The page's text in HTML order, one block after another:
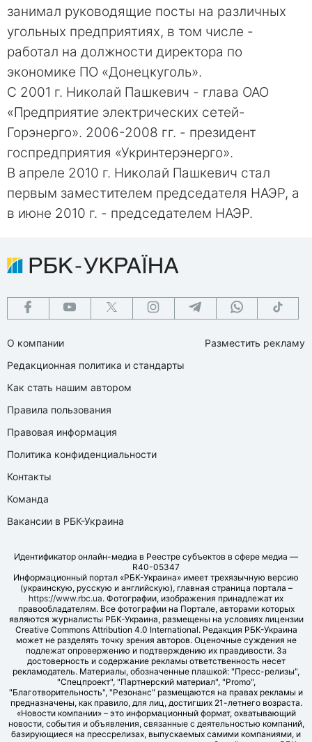
занимал руководящие посты на различных
угольных предприятиях, в том числе -
работал на должности директора по
экономике ПО «Донецкуголь».
С 2001 г. Николай Пашкевич - глава ОАО
«Предприятие электрических сетей-
Горэнерго». 2006-2008 гг. - президент
госпредприятия «Укринтерэнерго».
В апреле 2010 г. Николай Пашкевич стал
первым заместителем председателя НАЭР, а
в июне 2010 г. - председателем НАЭР.
О компании
Редакционная политика и стандарты
Как стать нашим автором
Правила пользования
Правовая информация
Политика конфиденциальности
Контакты
Команда
Вакансии в РБК-Украина
Разместить рекламу
Идентификатор онлайн-медиа в Реестре субъектов в сфере медиа —
R40-05347
Информационный портал «РБК-Украина» имеет трехязычную версию
(украинскую, русскую и английскую), главная страница портала –
https://www.rbc.ua. Фотографии, изображения принадлежат их
правообладателям. Все фотографии на Портале, авторами которых
являются журналисты РБК-Украина, размещены на условиях лицензии
Creative Commons Attribution 4.0 International. Редакция РБК-Украина
может не разделять точку зрения авторов. Оценочные суждения не
подлежат опровержению и подтверждению их правдивости. За
достоверность и содержание рекламы ответственность несет
рекламодатель. Материалы, обозначенные плашкой: "Пресс-релизы",
"Спецпроект", "Партнерский материал", "Promo",
"Благотворительность", "Резонанс" размещаются на правах рекламы и
предназначены, как правило, для лиц, достигших 21-летнего возраста.
«Новости компании» – это информационный формат, охватывающий
новости, события и объявления, связанные с деятельностью компаний,
базирующиеся на прессрелизах, выпускаемых самими компаниями, и